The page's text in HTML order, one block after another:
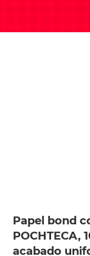
Papel bond
POCHTECA,
acabado